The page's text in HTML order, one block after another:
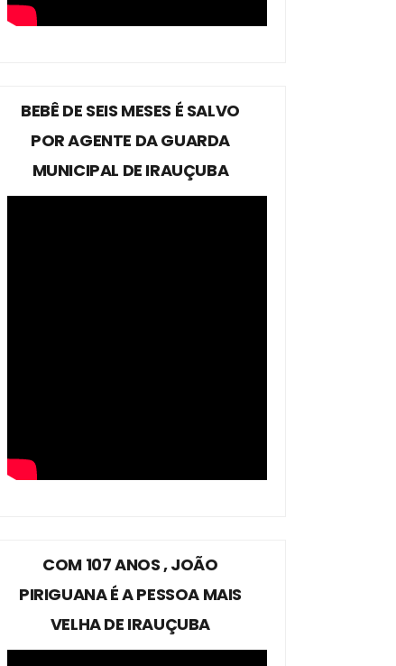
BEBÊ DE SEIS MESES É SALVO
POR AGENTE DA GUARDA
MUNICIPAL DE IRAUÇUBA
COM 107 ANOS , JOÃO
PIRIGUANA É A PESSOA MAIS
VELHA DE IRAUÇUBA